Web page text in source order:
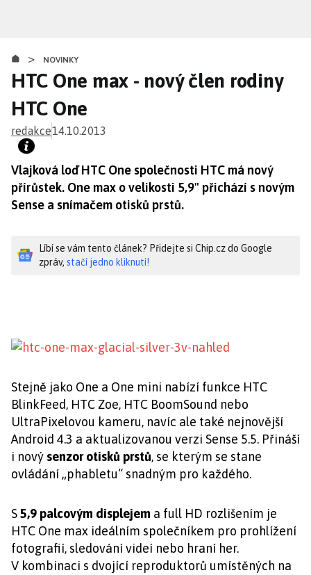
obsahu
> NOVINKY
HTC One max - nový člen rodiny
HTC One
redakce14.10.2013
Vlajková loď HTC One společnosti HTC má nový
přírůstek. One max o velikosti 5,9" přichází s novým
Sense a snímačem otisků prstů.
Líbí se vám tento článek? Přidejte si Chip.cz do Google
zpráv, stačí jedno kliknutí!
Stejně jako One a One mini nabízí funkce HTC
BlinkFeed, HTC Zoe, HTC BoomSound nebo
UltraPixelovou kameru, navíc ale také nejnovější
Android 4.3 a aktualizovanou verzi Sense 5.5. Přináší
i nový senzor otisků prstů, se kterým se stane
ovládání „phabletu“ snadným pro každého.
S5,9 palcovým displejem a full HD rozlišením je
HTC One max ideálním společníkem pro prohlížení
fotografií, sledování videí nebo hraní her.
V kombinaci s dvojící reproduktorů umístěných na